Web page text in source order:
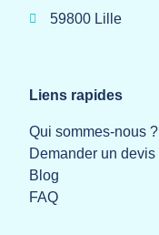
59800 Lille
Liens rapides
Qui sommes-nous ?
Demander un devis
Blog
FAQ